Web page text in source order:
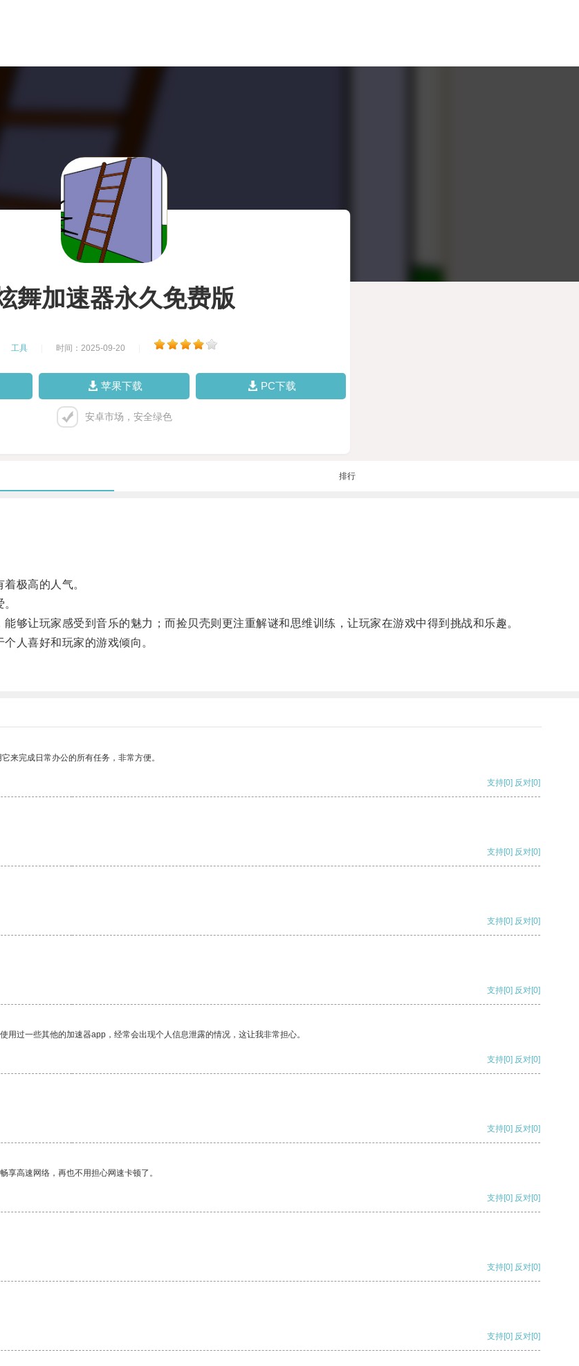
舞加速器永久免费版
工具 时间：2025-09-20
苹果下载 PC下载
安卓市场，安全绿色
排行
极高的人气。
让玩家感受到音乐的魅力；而捡贝壳则更注重解谜和思维训练，让玩家在游戏中得到挑战和乐趣。
人喜好和玩家的游戏倾向。
来完成日常办公的所有任务，非常方便。
支持[0] 反对[0]
支持[0] 反对[0]
支持[0] 反对[0]
支持[0] 反对[0]
过一些其他的加速器app，经常会出现个人信息泄露的情况，这让我非常担心。
支持[0] 反对[0]
支持[0] 反对[0]
高速网络，再也不用担心网速卡顿了。
支持[0] 反对[0]
支持[0] 反对[0]
支持[0] 反对[0]